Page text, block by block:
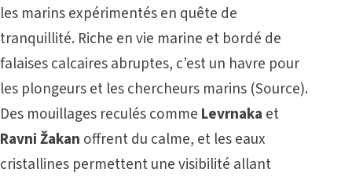
les marins expérimentés en quête de
tranquillité. Riche en vie marine et bordé de
falaises calcaires abruptes, c’est un havre pour
les plongeurs et les chercheurs marins (Source).
Des mouillages reculés comme Levrnaka et
Ravni Žakan offrent du calme, et les eaux
cristallines permettent une visibilité allant